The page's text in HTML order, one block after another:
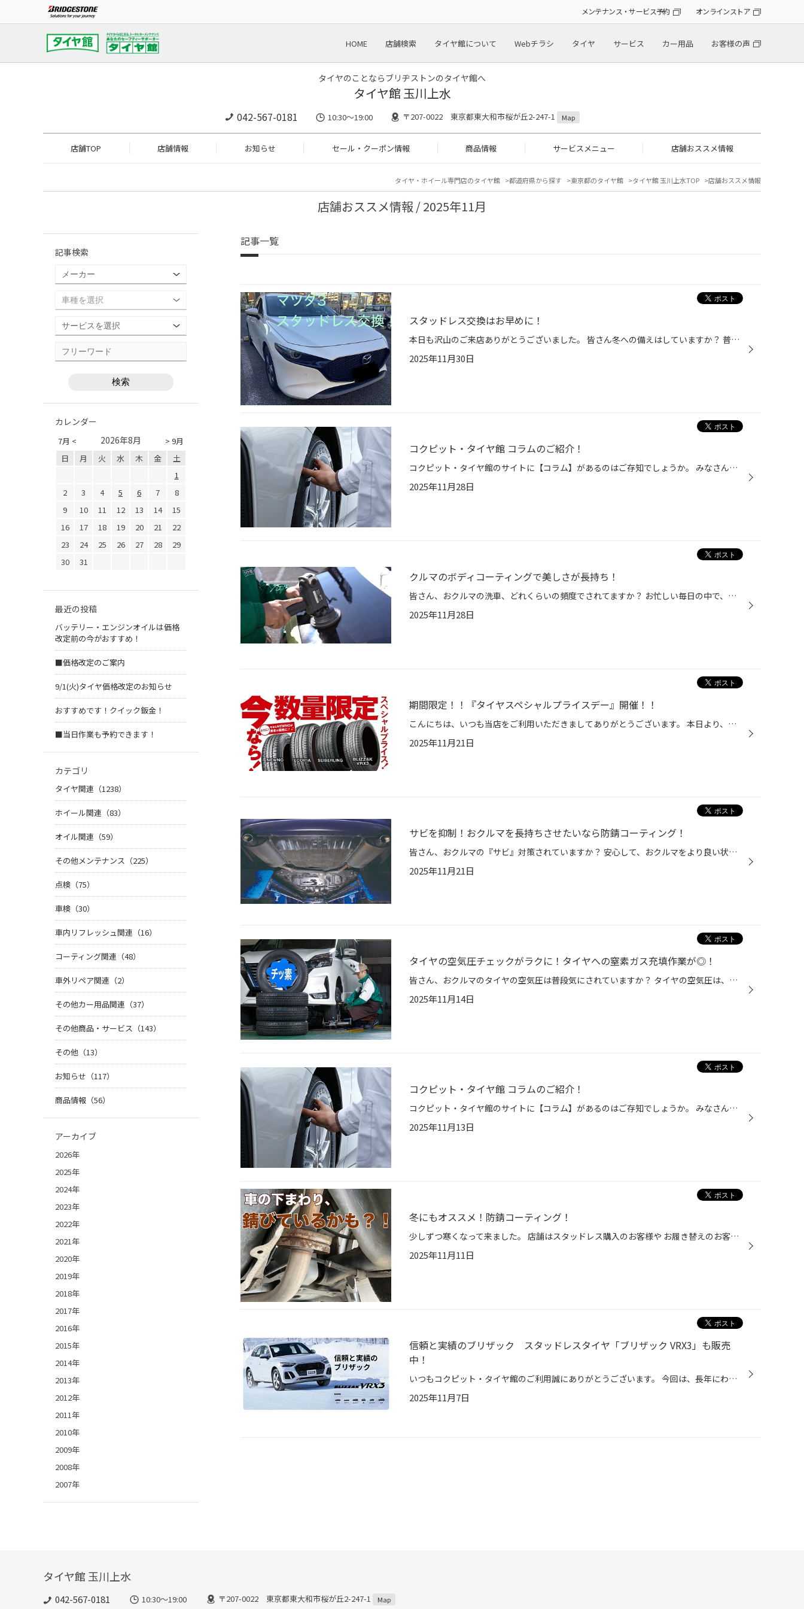
メンテナンス・サービス予約 オンラインストア
HOME 店舗検索 タイヤ館について Webチラシ タイヤ サービス カー用品 お客様の声
タイヤのことならブリヂストンのタイヤ館へ
タイヤ館 玉川上水
042-567-0181 10:30～19:00 〒207-0022 東京都東大和市桜が丘2-247-1 Map
店舗TOP 店舗情報 お知らせ セール・クーポン情報 商品情報 サービスメニュー 店舗おススメ情報
タイヤ・ホイール専門店のタイヤ館 都道府県から探す 東京都のタイヤ館 タイヤ館 玉川上水TOP 店舗おススメ情報
店舗おススメ情報 / 2025年11月
記事一覧
スタッドレス交換はお早めに！
本日も沢山のご来店ありがとうございました。 皆さん冬への備えはしていますか？ 普段お車を使用している方はスタッドレスタイヤがあると いざという時安心ですよね♪ もう装着シーズンは始まっております！ 今回はマツダ3のスタッドレス交換事例です。 大好評の新商品WZ-1を装着させていただきまし...
2025年11月30日
コクピット・タイヤ館 コラムのご紹介！
コクピット・タイヤ館のサイトに【コラム】があるのはご存知でしょうか。 みなさんのおクルマのお悩みやタイヤに関するコラム記事を掲載しております。 この度は、『アライメント』や『コーティング』などのおクルマのメンテナンス、 タイヤに関連するコラム記事を掲載いたしました。 点検や交換の...
2025年11月28日
クルマのボディコーティングで美しさが長持ち！
皆さん、おクルマの洗車、どれくらいの頻度でされてますか？ お忙しい毎日の中で、ずっとキレイに保つのは至難の業ではないでしょうか？ それでも、なるべくクルマはキレイに保ちたいというお客様にオススメなサービス 今回は、おクルマの「ボディコーティング」のご紹介です。 ボディコーティング...
2025年11月28日
期間限定！！『タイヤスペシャルプライスデー』開催！！
こんにちは、いつも当店をご利用いただきましてありがとうございます。 本日より、コクピット・タイヤ館におきまして、 期間限定！ サイズ限定！！ 数量限定！！！ お得にお買い求めいただける、「タイヤスペシャルプライスデー」がスタートします！ お得なタイヤのご紹介！！ ワゴンR、N-BOX、タン...
2025年11月21日
サビを抑制！おクルマを長持ちさせたいなら防錆コーティング！
皆さん、おクルマの『サビ』対策されていますか？ 安心して、おクルマをより良い状態で、より長く使っていただくために、 今回は、おクルマの下回りのサビを抑制する防錆コーティングのご紹介です。 冬時期は特におクルマの下回りのサビ予防が大切です！ おクルマの下回りは、金属類がむき出しにな...
2025年11月21日
タイヤの空気圧チェックがラクに！タイヤへの窒素ガス充填作業が◎！
皆さん、おクルマのタイヤの空気圧は普段気にされていますか？ タイヤの空気圧は、おクルマの性能やタイヤの寿命にも関わるとても重要なものですが、 今回は、タイヤの空気圧チェックの手間を軽減することができる、 窒素ガス充填に関してご紹介いたします！ 窒素ガスを充填すれば、タイヤの空気圧...
2025年11月14日
コクピット・タイヤ館 コラムのご紹介！
コクピット・タイヤ館のサイトに【コラム】があるのはご存知でしょうか。 みなさんのおクルマのお悩みやタイヤに関するコラム記事を掲載しております。 この度は、『オイル交換』や『バッテリー』などのおクルマのメンテナンス、 スタッドレスに関連するコラム記事を掲載いたしました。 点検や交換...
2025年11月13日
冬にもオススメ！防錆コーティング！
少しずつ寒くなって来ました。 店舗はスタッドレス購入のお客様や お履き替えのお客様が増えています。 冬にもオススメなのが防錆コーティング！ 錆びている部分はもちろん。 錆びていない部分にも全体に 防錆剤を塗布していくのが防錆コーティングです。 車の下まわりって普段なかなか見ないですよ...
2025年11月11日
信頼と実績のブリザック スタッドレスタイヤ「ブリザック VRX3」も販売
中！
いつもコクピット・タイヤ館のご利用誠にありがとうございます。 今回は、長年にわたりブリザックブランドを牽引してきた、まさに信頼と実績のブリザックを 体現しているといっても過言ではない、「BLIZZAK VRX3」についてご紹介いたします。 選ばれ続けるための3つの向上性能 長年、ブリヂストンの...
2025年11月7日
記事検索
カレンダー
7月 < > 9月
2026年8月
日 月 火 水 木 金
土
1
2
3 4 5 6 7
8
9
10 11 12 13 14
15
16
17 18 19 20 21
22
23
24 25 26 27 28
29
30
31
最近の投稿
バッテリー・エンジンオイルは価格
改定前の今がおすすめ！
■価格改定のご案内
9/1(火)タイヤ価格改定のお知らせ
おすすめです！クイック鈑金！
■当日作業も予約できます！
カテゴリ
タイヤ関連（1238）
ホイール関連（83）
オイル関連（59）
その他メンテナンス（225）
点検（75）
車検（30）
車内リフレッシュ関連（16）
コーティング関連（48）
車外リペア関連（2）
その他カー用品関連（37）
その他商品・サービス（143）
その他（13）
お知らせ（117）
商品情報（56）
アーカイブ
2026年
2025年
2024年
2023年
2022年
2021年
2020年
2019年
2018年
2017年
2016年
2015年
2014年
2013年
2012年
2011年
2010年
2009年
2008年
2007年
タイヤ館 玉川上水
042-567-0181 10:30～19:00 〒207-0022 東京都東大和市桜が丘2-247-1 Map